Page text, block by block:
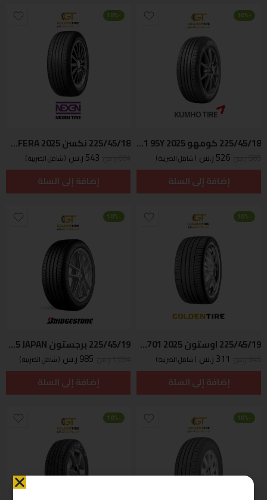
-10%
225/45/18 كومهو Korean PS71 95Y 2025
526ر.س ( شامل الضريبة )
إضافة إلى السلة
-10%
225/45/18 نكسن Korean 95Y NFERA 2025
543ر.س ( شامل الضريبة )
إضافة إلى السلة
-10%
225/45/19 اوستون SP-701 2025
311ر.س ( شامل الضريبة )
إضافة إلى السلة
-10%
225/45/19 برجستون T005 92W-2025 JAPAN
985ر.س ( شامل الضريبة )
إضافة إلى السلة
-10%
-10%